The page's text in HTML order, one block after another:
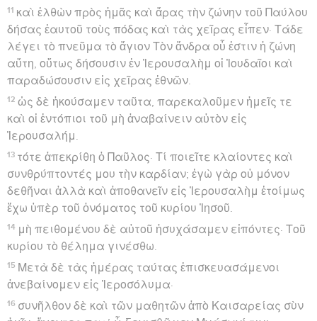
11 καὶ ἐλθὼν πρὸς ἡμᾶς καὶ ἄρας τὴν ζώνην τοῦ Παύλου
δήσας ἑαυτοῦ τοὺς πόδας καὶ τὰς χεῖρας εἶπεν· Τάδε
λέγει τὸ πνεῦμα τὸ ἅγιον Τὸν ἄνδρα οὗ ἐστιν ἡ ζώνη
αὕτη, οὕτως δήσουσιν ἐν Ἰερουσαλὴμ οἱ Ἰουδαῖοι καὶ
παραδώσουσιν εἰς χεῖρας ἐθνῶν.
12 ὡς δὲ ἠκούσαμεν ταῦτα, παρεκαλοῦμεν ἡμεῖς τε
καὶ οἱ ἐντόπιοι τοῦ μὴ ἀναβαίνειν αὐτὸν εἰς
Ἰερουσαλήμ.
13 τότε ἀπεκρίθη ὁ Παῦλος· Τί ποιεῖτε κλαίοντες καὶ
συνθρύπτοντές μου τὴν καρδίαν; ἐγὼ γὰρ οὐ μόνον
δεθῆναι ἀλλὰ καὶ ἀποθανεῖν εἰς Ἰερουσαλὴμ ἑτοίμως
ἔχω ὑπὲρ τοῦ ὀνόματος τοῦ κυρίου Ἰησοῦ.
14 μὴ πειθομένου δὲ αὐτοῦ ἡσυχάσαμεν εἰπόντες· Τοῦ
κυρίου τὸ θέλημα γινέσθω.
15 Μετὰ δὲ τὰς ἡμέρας ταύτας ἐπισκευασάμενοι
ἀνεβαίνομεν εἰς Ἱεροσόλυμα·
16 συνῆλθον δὲ καὶ τῶν μαθητῶν ἀπὸ Καισαρείας σὺν